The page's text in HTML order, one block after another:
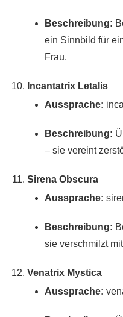
Beschreibung:
ein Sinnbild für
Frau.
Incantatrix Letalis
Aussprache:
Beschreibung:
– sie vereint
Sirena Obscura
Aussprache:
Beschreibung:
sie verschmilzt
Venatrix Mystica
Aussprache: